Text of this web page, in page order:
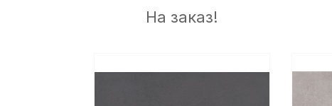
На заказ!